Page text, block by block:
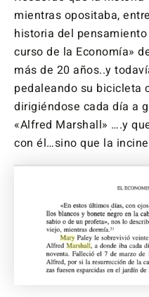
mientras opositaba,
historia del
curso de la Economía»
más de 20 años..y
pedaleando su bicicleta
dirigiéndose cada día a
«Alfred Marshall» ….y
con él…sino que la